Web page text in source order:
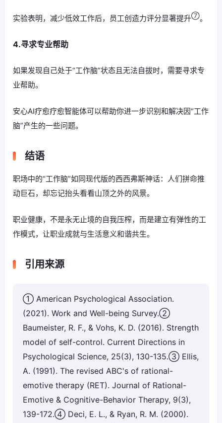
实验表明，减少低效工作后，员工创造力评分显著提升⑦。
4.寻求专业帮助
如果发现自己处于“工作脑”状态且无法自拔时，需要寻求专
业帮助。
安心AI疗愈疗愈智能体可以帮助你进一步识别和解决因“工作
脑”产生的一些问题。
结语
职场中的“工作脑”如同现代版的西西弗斯神话：人们拼命推
动巨石，却忘记抬头看看山顶之外的风景。
职业健康，不是永无止境的自我压榨，而是建立有弹性的工
作模式，让职业成就与生活意义和谐共生。
引用来源
① American Psychological Association.
(2021). Work and Well-being Survey.②
Baumeister, R. F., & Vohs, K. D. (2016). Strength
model of self-control. Current Directions in
Psychological Science, 25(3), 130-135.③ Ellis,
A. (1991). The revised ABC's of rational-
emotive therapy (RET). Journal of Rational-
Emotive & Cognitive-Behavior Therapy, 9(3),
139-172.④ Deci, E. L., & Ryan, R. M. (2000).